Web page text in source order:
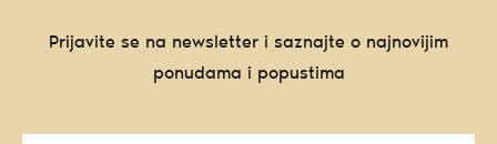
Prijavite se na newsletter i saznajte o najnovijim
ponudama i popustima